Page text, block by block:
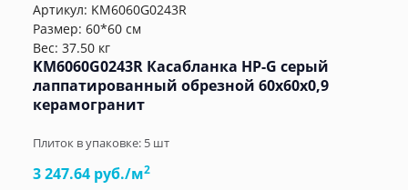
Артикул: KM6060G0243R
Размер: 60*60 см
Вес: 37.50 кг
KM6060G0243R Касабланка HP-G серый
лаппатированный обрезной 60x60x0,9
керамогранит
Плиток в упаковке: 5 шт
3 247.64 руб./м2